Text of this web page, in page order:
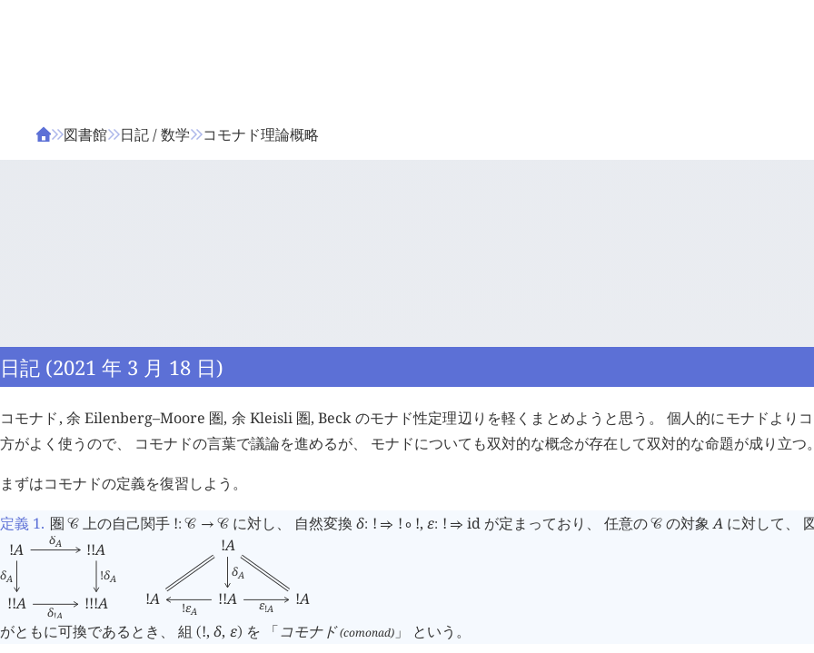
図書館 日記 / 数学 コモナド理論概略
日記 (2021 年 3 月 18 日)
コモナド, 余 Eilenberg–Moore 圏, 余 Kleisli 圏, Beck のモナド性定理辺りを軽くまとめようと思う。 個人的にモナドより
方がよく使うので、 コモナドの言葉で議論を進めるが、 モナドについても双対的な概念が存在して双対的な命題が成り立つ
まずはコモナドの定義を復習しよう。
定義 1. 圏󰒚 上の自己関手 !: 󰒚 → 󰒚 に対し、 自然変換δ: ! ⇒ ! ∘ !, ε: ! ⇒ id が定まっており、 任意の󰒚 の対象A に対して、
!A !!A
!!A !!!A
δA
δA !δA
δ!A
!A
!A !!A !A
δA
!εA ε!A
がともに可換であるとき、 組 ( !, δ, ε) を 「コモナド(comonad)」 という。